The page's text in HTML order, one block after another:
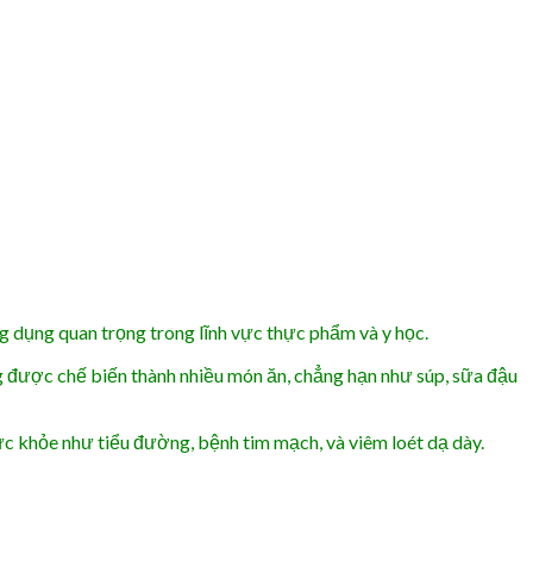
dụng quan trọng trong lĩnh vực thực phẩm và y học.
chế biến thành nhiều món ăn, chẳng hạn như súp, sữa đậu
như tiểu đường, bệnh tim mạch, và viêm loét dạ dày.